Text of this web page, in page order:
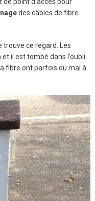
point d’accès pour
des câbles de fibre
trouve ce regard. Les
il est tombé dans l’oubli.
fibre ont parfois du mal à